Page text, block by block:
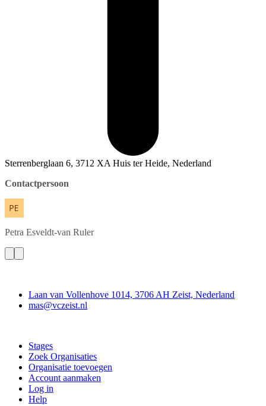
Sterrenberglaan 6, 3712 XA Huis ter Heide, Nederland
Contactpersoon
Petra Esveldt-van Ruler
Laan van Vollenhove 1014, 3706 AH Zeist, Nederland
mas@vczeist.nl
Stages
Zoek Organisaties
Organisatie toevoegen
Account aanmaken
Log in
Help